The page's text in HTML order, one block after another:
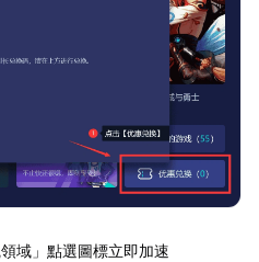
域」點選圖標立即加速